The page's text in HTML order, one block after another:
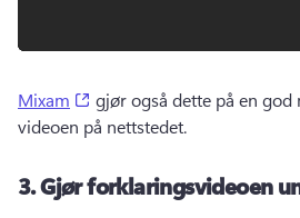
Mixam (opens in a new tab)
gjør også dette på en
videoen på nettstedet.
3.Gjør forklaringsvideoen